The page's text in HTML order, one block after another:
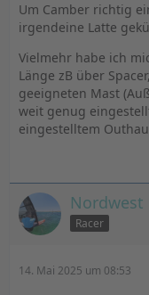
Um Camber richtig
irgendeine Latte
Vielmehr habe ich
Länge zB über
geeigneten Mast
weit genug
eingestelltem
Nordwest
Racer
14. Mai 2025 um 08:53